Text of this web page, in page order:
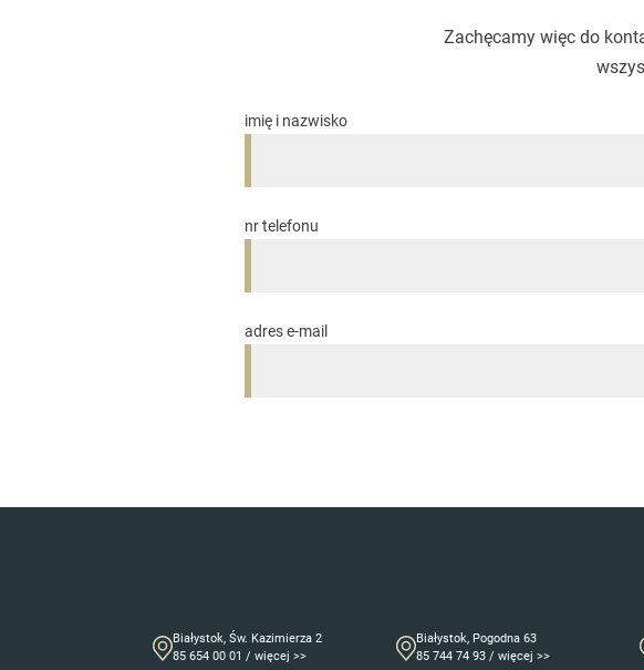
Zachęcamy więc do
imię i nazwisko
nr telefonu
adres e-mail
Białystok, Św. Kazimierza 2
85 654 00 01 / więcej >>
Białystok, Pogodna 63
85 744 74 93 / więcej >>